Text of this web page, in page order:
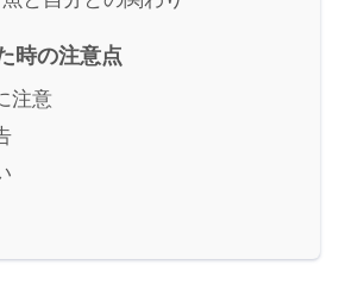
時の注意点
注意